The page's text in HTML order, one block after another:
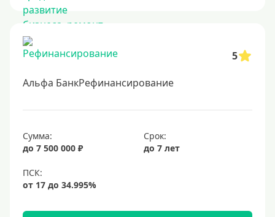
5
Альфа БанкРефинансирование
Сумма:
до 7 500 000 ₽
Срок:
до 7 лет